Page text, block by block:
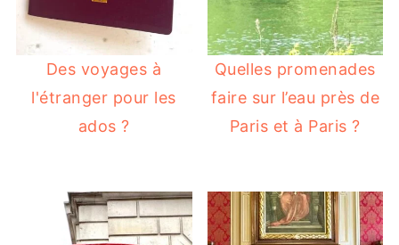
Des voyages à
l'étranger pour les
ados ?
Quelles promenades
faire sur l’eau près de
Paris et à Paris ?